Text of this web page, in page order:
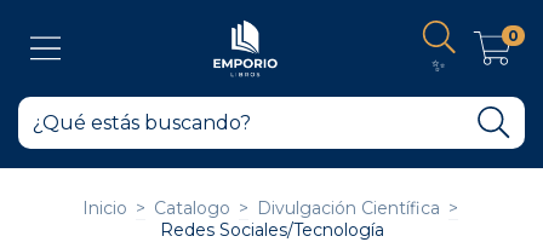
✨
0
Inicio > Catalogo > Divulgación Científica >
Redes Sociales/Tecnología